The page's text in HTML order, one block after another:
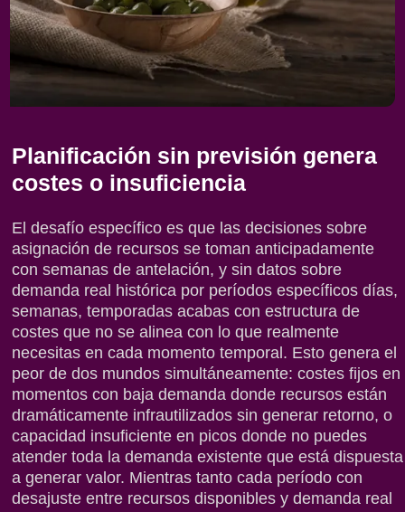
Planificación sin previsión genera
costes o insuficiencia
El desafío específico es que las decisiones sobre
asignación de recursos se toman anticipadamente
con semanas de antelación, y sin datos sobre
demanda real histórica por períodos específicos días,
semanas, temporadas acabas con estructura de
costes que no se alinea con lo que realmente
necesitas en cada momento temporal. Esto genera el
peor de dos mundos simultáneamente: costes fijos en
momentos con baja demanda donde recursos están
dramáticamente infrautilizados sin generar retorno, o
capacidad insuficiente en picos donde no puedes
atender toda la demanda existente que está dispuesta
a generar valor. Mientras tanto cada período con
desajuste entre recursos disponibles y demanda real